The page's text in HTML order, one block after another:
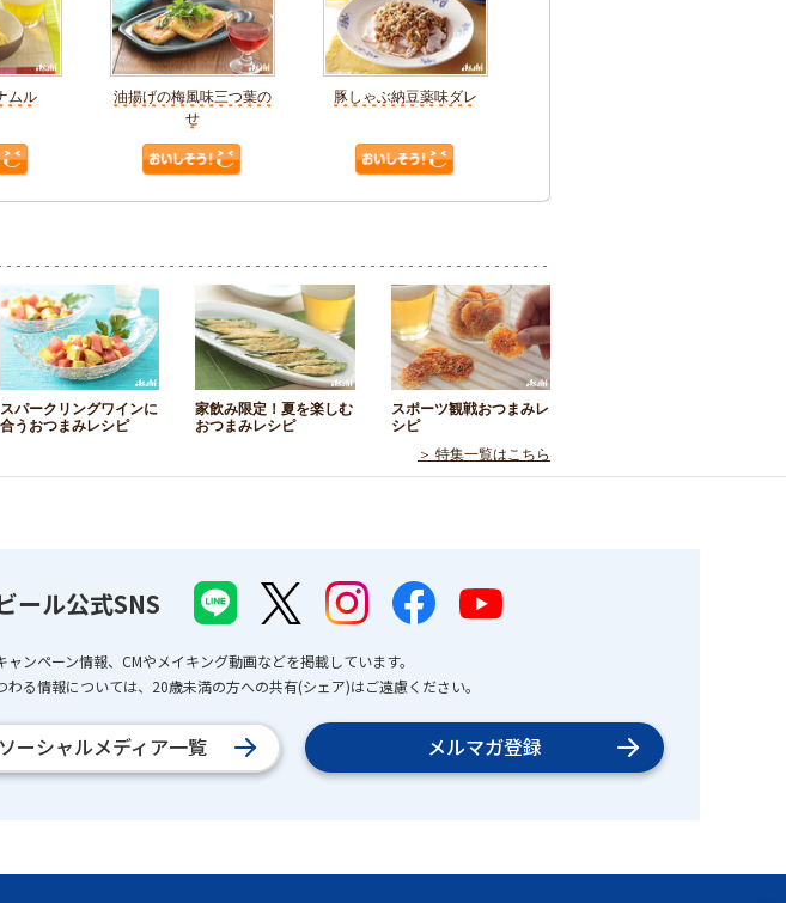
ムル
油揚げの梅風味三つ葉の
せ
豚しゃぶ納豆薬味ダレ
スパークリングワインに
合うおつまみレシピ
家飲み限定！夏を楽しむ
おつまみレシピ
スポーツ観戦おつまみレ
シピ
＞ 特集一覧はこちら
ール公式SNS
ャンペーン情報、CMやメイキング動画などを掲載しています。
る情報については、20歳未満の方への共有(シェア)はご遠慮ください。
ソーシャルメディア一覧 メルマガ登録